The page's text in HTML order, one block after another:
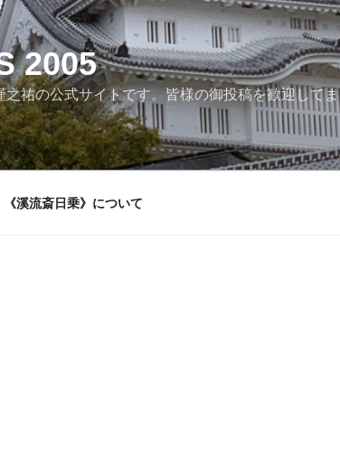
2005
祐の公式サイトです。皆様の御投稿を歓迎してま
《溪流斎日乗》について